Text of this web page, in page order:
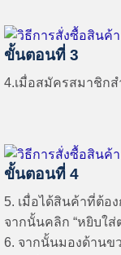
ขั้นตอนที่ 3
4.เมื่อสมัครสมาชิกส
ขั้นตอนที่ 4
5. เมื่อได้สินค้าที่ต้อ
จากนั้นคลิก “หยิบใส่
6. จากนั้นมองด้านข